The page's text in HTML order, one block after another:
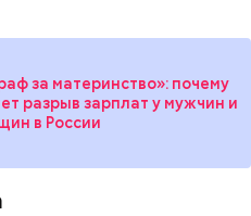
за материнство»: почему
разрыв зарплат у мужчин и
в России